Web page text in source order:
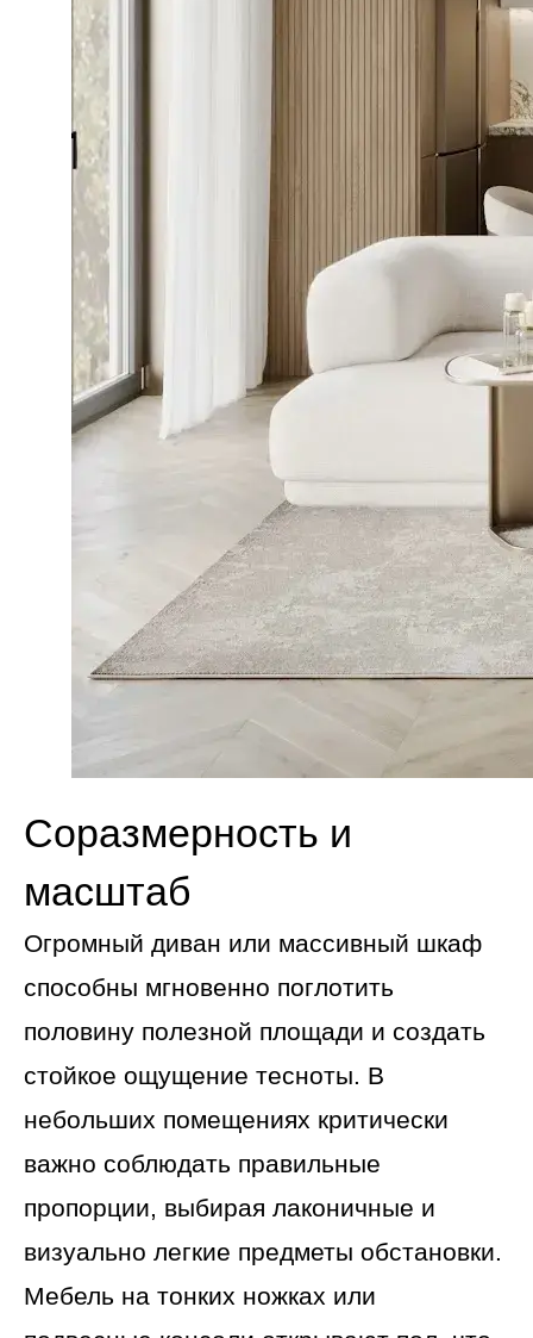
Соразмерность и
масштаб
Огромный диван или массивный шкаф
способны мгновенно поглотить
половину полезной площади и создать
стойкое ощущение тесноты. В
небольших помещениях критически
важно соблюдать правильные
пропорции, выбирая лаконичные и
визуально легкие предметы обстановки.
Мебель на тонких ножках или